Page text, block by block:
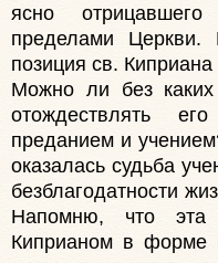
ясно
пределами
позиция св.
Можно ли без
отождествлять
преданием и
оказалась судьба
безблагодатности
Напомню, что
Киприаном в форме